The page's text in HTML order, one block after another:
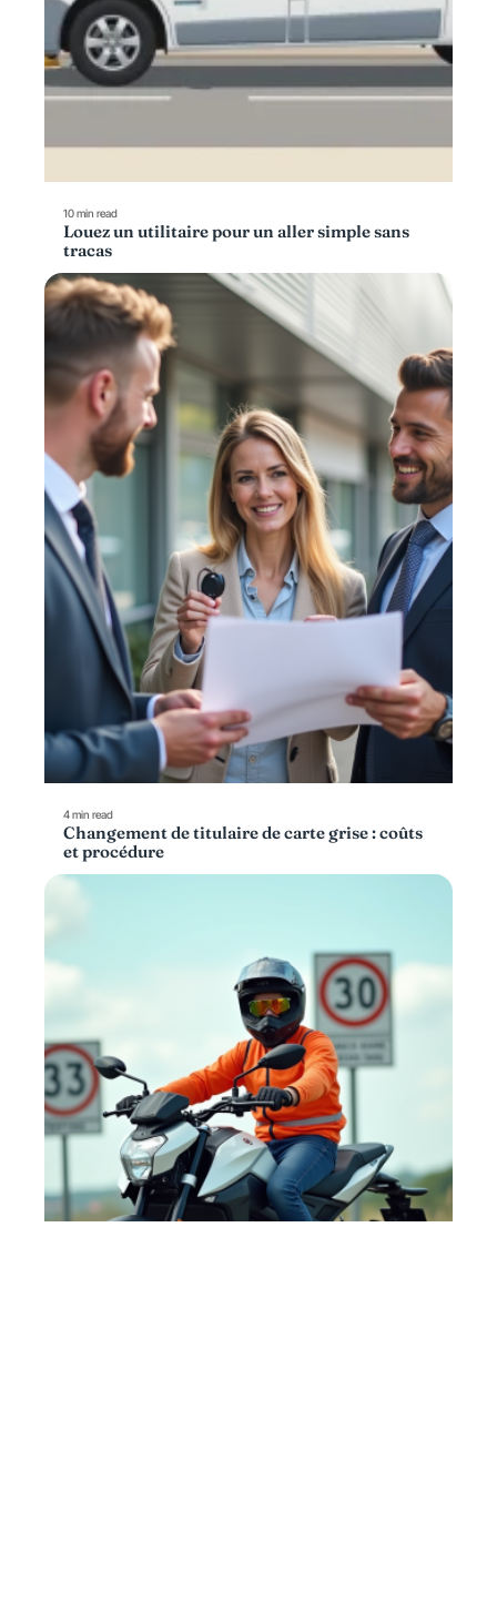
10 min read
Louez un utilitaire pour un aller simple sans
tracas
4 min read
Changement de titulaire de carte grise : coûts
et procédure